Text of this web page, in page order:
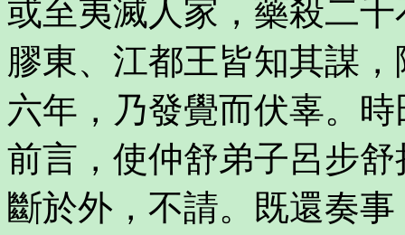
或至夷滅人家，藥殺二
膠東、江都王皆知其謀
六年，乃發覺而伏辜。
前言，使仲舒弟子呂步
斷於外，不請。既還奏